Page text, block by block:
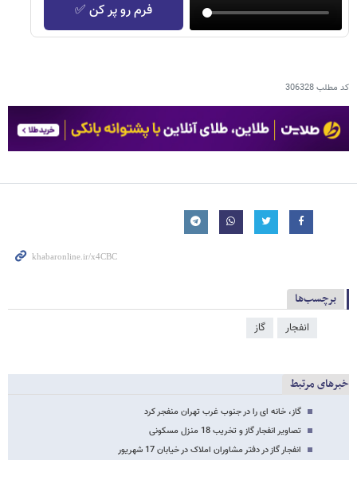
فرم رو پر کن ✅
کد مطلب306328
برچسب‌ها
انفجار گاز
خبرهای مرتبط
گاز، خانه ای را در جنوب غرب تهران منفجر کرد
تصاویر انفجار گاز و تخریب 18 منزل مسکونی
انفجار گاز در دفتر مشاوران املاک در خیابان 17 شهریور